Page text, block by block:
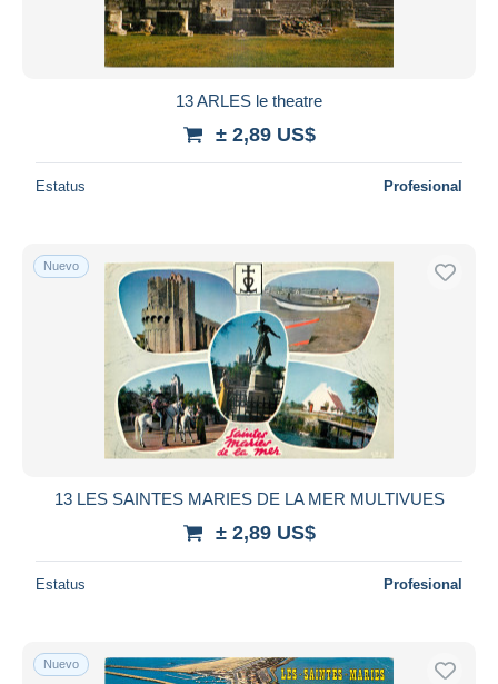
13 ARLES le theatre
± 2,89 US$
Estatus Profesional
Nuevo
13 LES SAINTES MARIES DE LA MER MULTIVUES
± 2,89 US$
Estatus Profesional
Nuevo